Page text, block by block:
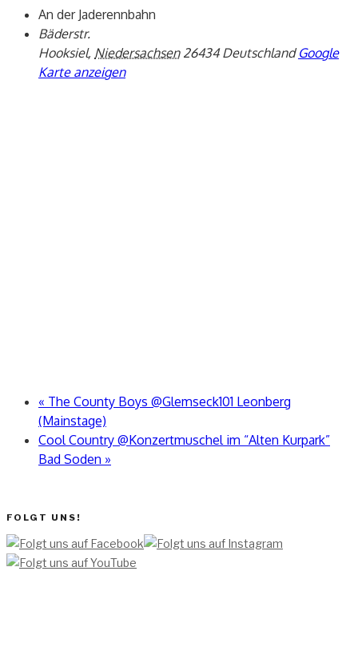
An der Jaderennbahn
Bäderstr.
Hooksiel, Niedersachsen 26434 Deutschland Google
Karte anzeigen
« The County Boys @Glemseck101 Leonberg
(Mainstage)
Cool Country @Konzertmuschel im “Alten Kurpark”
Bad Soden »
FOLGT UNS!